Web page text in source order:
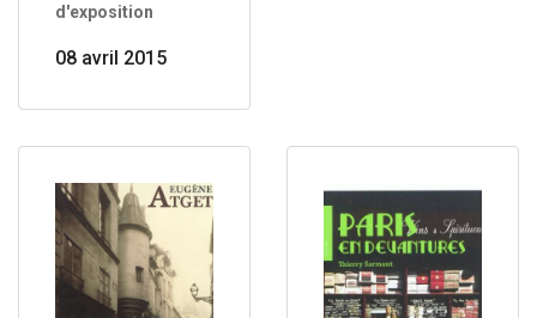
d'exposition
08 avril 2015